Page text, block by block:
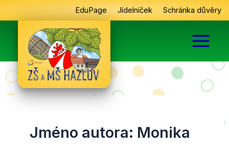
na
EduPage Jídelníček Schránka důvěry
Jméno autora: Monika